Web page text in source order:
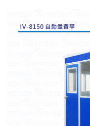
Etag長距離讀卡機系列
紅綠燈號誌系統系列
人員通關管制機系列
停車場周邊系列